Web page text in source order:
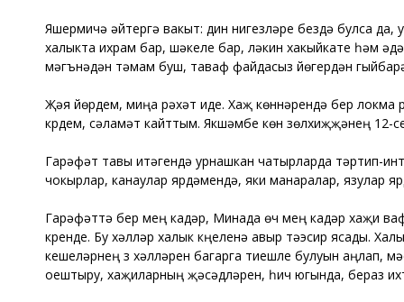
Яшермичә әйтергә вакыт: дин нигезләре бездә булса
халыкта ихрам бар, шәкеле бар, ләкин хакыйкате һәм
мәгънәдән тәмам буш, таваф файдасыз йөгерүдән
Җәяү йөрдем, миңа рәхәт иде. Хаҗ көннәрендә бер
күрдем, сәламәт кайттым. Якшәмбе көн зөлхиҗҗәнең 12-
Гарәфәт тавы итәгендә урнашкан чатырларда тәртип-
чокырлар, канаулар ярдәмендә, яки манаралар, язулар
Гарәфәттә бер мең кадәр, Минада өч мең кадәр хаҗи
күренде. Бу хәлләр халык күңеленә авыр тәэсир ясады.
кешеләрнең үз хәлләрен багарга тиешле булуын аңлап,
оештыру, хаҗиларның җәсәдләрен, һич югында, бераз